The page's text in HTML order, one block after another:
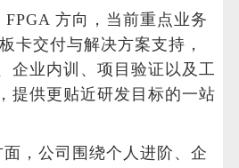
方向，当前重点业务
卡交付与解决方案支持，
企业内训、项目验证以及工
提供更贴近研发目标的一站
，公司围绕个人进阶、企